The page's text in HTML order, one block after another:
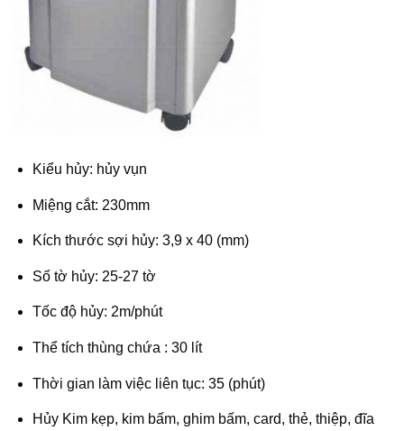
Kiểu hủy: hủy vụn
Miệng cắt: 230mm
Kích thước sợi hủy: 3,9 x 40 (mm)
Số tờ hủy: 25-27 tờ
Tốc độ hủy: 2m/phút
Thể tích thùng chứa : 30 lít
Thời gian làm việc liên tục: 35 (phút)
Hủy Kim kẹp, kim bấm, ghim bấm, card, thẻ, thiệp, đĩa